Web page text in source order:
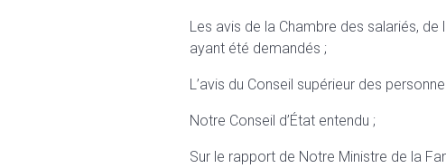
Les avis de la Chambre des salariés,
ayant été demandés ;
L’avis du Conseil supérieur des
Notre Conseil d’État entendu ;
Sur le rapport de Notre Ministre de la